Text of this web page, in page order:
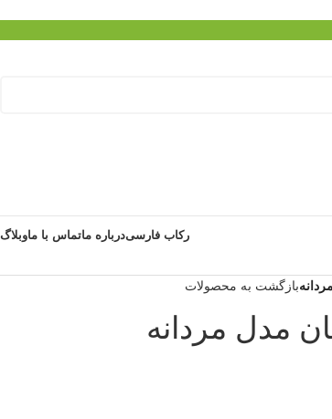
رکاب فارسیدرباره ماتماس با ماوبلاگ
بازگشت به محصولات
مدل مردانه